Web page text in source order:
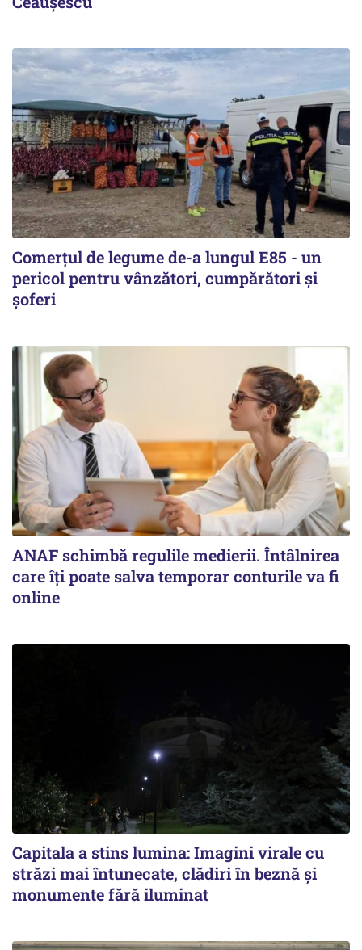
Comerțul de legume de-a lungul E85 - un
pericol pentru vânzători, cumpărători și
șoferi
ANAF schimbă regulile medierii. Întâlnirea
care îți poate salva temporar conturile va fi
online
Capitala a stins lumina: Imagini virale cu
străzi mai întunecate, clădiri în beznă și
monumente fără iluminat